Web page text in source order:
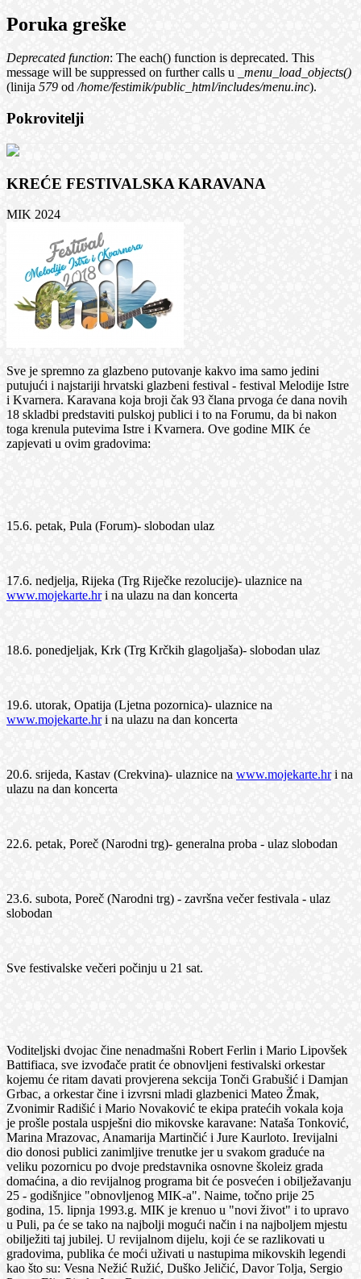
Poruka greške
Deprecated function: The each() function is deprecated. This
message will be suppressed on further calls u
_menu_load_objects()
(linija 579 od/home/festimik/public_html/includes/menu.inc).
Pokrovitelji
KREĆE FESTIVALSKA KARAVANA
MIK 2024
Sve je spremno za glazbeno putovanje kakvo ima samo jedini
putujući i najstariji hrvatski glazbeni festival - festival Melodije Istre
i Kvarnera. Karavana koja broji čak 93 člana prvoga će dana novih
18 skladbi predstaviti pulskoj publici i to na Forumu, da bi nakon
toga krenula putevima Istre i Kvarnera. Ove godine MIK će
zapjevati u ovim gradovima:
15.6. petak, Pula (Forum)- slobodan ulaz
17.6. nedjelja, Rijeka (Trg Riječke rezolucije)- ulaznice na
www.mojekarte.hri na ulazu na dan koncerta
18.6. ponedjeljak, Krk (Trg Krčkih glagoljaša)- slobodan ulaz
19.6. utorak, Opatija (Ljetna pozornica)- ulaznice na
www.mojekarte.hri na ulazu na dan koncerta
20.6. srijeda, Kastav (Crekvina)- ulaznice na www.mojekarte.hri na
ulazu na dan koncerta
22.6. petak, Poreč (Narodni trg)- generalna proba - ulaz slobodan
23.6. subota, Poreč (Narodni trg) - završna večer festivala - ulaz
slobodan
Sve festivalske večeri počinju u 21 sat.
Voditeljski dvojac čine nenadmašni Robert Ferlin i Mario Lipovšek
Battifiaca, sve izvođače pratit će obnovljeni festivalski orkestar
kojemu će ritam davati provjerena sekcija Tonči Grabušić i Damjan
Grbac, a orkestar čine i izvrsni mladi glazbenici Mateo Žmak,
Zvonimir Radišić i Mario Novaković te ekipa pratećih vokala koja
je prošle postala uspješni dio mikovske karavane: Nataša Tonković,
Marina Mrazovac, Anamarija Martinčić i Jure Kaurloto. Irevijalni
dio donosi publici zanimljive trenutke jer u svakom graduće na
veliku pozornicu po dvoje predstavnika osnovne školeiz grada
domaćina, a dio revijalnog programa bit će posvećen i obilježavanju
25 - godišnjice "obnovljenog MIK-a". Naime, točno prije 25
godina, 15. lipnja 1993.g. MIK je krenuo u "novi život" i to upravo
u Puli, pa će se tako na najbolji mogući način i na najboljem mjestu
obilježiti taj jubilej. U revijalnom dijelu, koji će se razlikovati u
gradovima, publika će moći uživati u nastupima mikovskih legendi
kao što su: Vesna Nežić Ružić, Duško Jeličić, Davor Tolja, Sergio